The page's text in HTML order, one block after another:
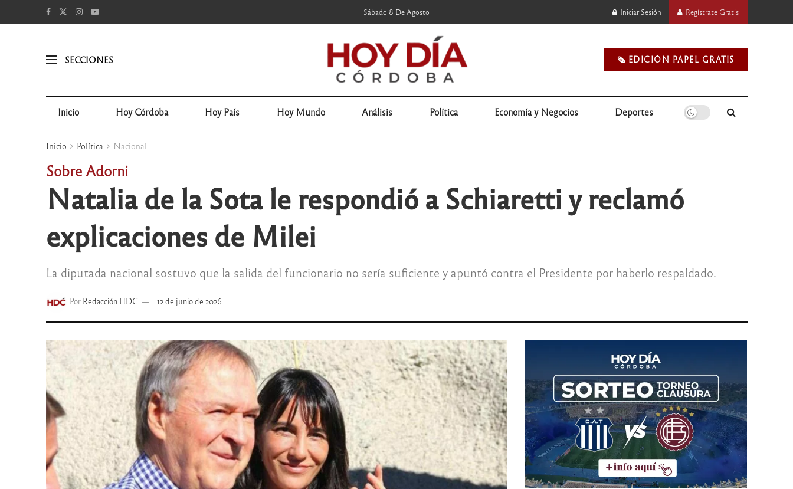
Sábado 8 De Agosto Iniciar Sesión Regístrate Gratis
SECCIONES 🗞️ EDICIÓN PAPEL GRATIS
Inicio Hoy Córdoba Hoy País Hoy Mundo Análisis Política Economía y Negocios Deportes
Inicio Política Nacional
Sobre Adorni
Natalia de la Sota le respondió a Schiaretti y reclamó
explicaciones de Milei
La diputada nacional sostuvo que la salida del funcionario no sería suficiente y apuntó contra el Presidente por haberlo respaldado.
Por Redacción HDC 12 de junio de 2026